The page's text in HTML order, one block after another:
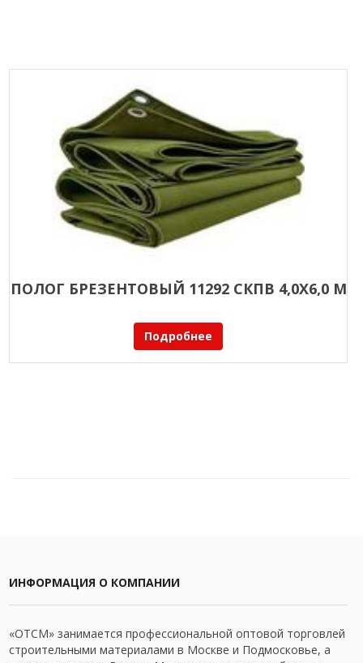
ПОЛОГ БРЕЗЕНТОВЫЙ 11292 СКПВ 4,0Х6,0 М
Подробнее
ИНФОРМАЦИЯ О КОМПАНИИ
«ОТСМ» занимается профессиональной оптовой торговлей
строительными материалами в Москве и Подмосковье, а